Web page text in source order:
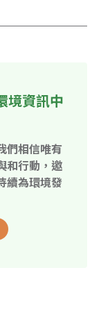
境資訊中
們相信唯有
和行動，邀
續為環境發